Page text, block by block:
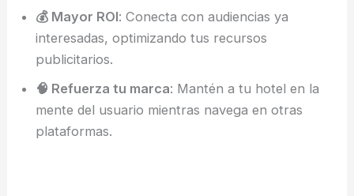
💰 Mayor ROI: Conecta con audiencias ya
interesadas, optimizando tus recursos
publicitarios.
🧠 Refuerza tu marca: Mantén a tu hotel en la
mente del usuario mientras navega en otras
plataformas.